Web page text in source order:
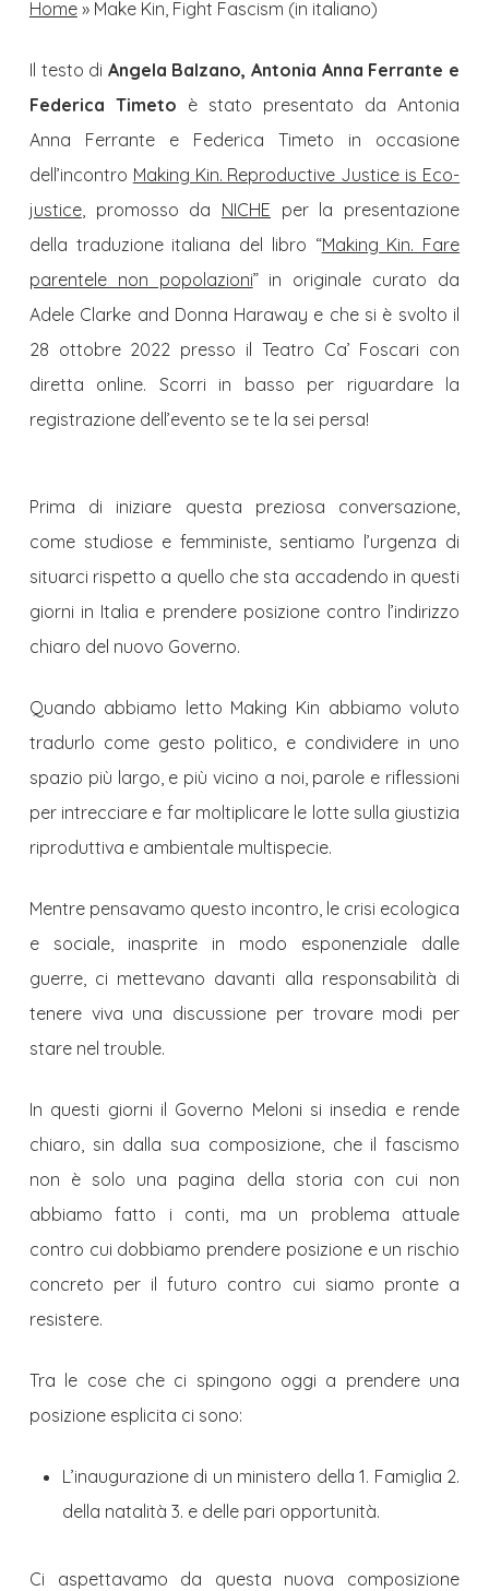
Home» Make Kin, Fight Fascism (in italiano)
Il testo di Angela Balzano, Antonia Anna Ferrante e
Federica Timeto è stato presentato da Antonia
Anna Ferrante e Federica Timeto in occasione
dell’incontro Making Kin. Reproductive Justice is Eco-
justice, promosso da NICHE per la presentazione
della traduzione italiana del libro “Making Kin. Fare
parentele non popolazioni” in originale curato da
Adele Clarke and Donna Haraway e che si è svolto il
28 ottobre 2022 presso il Teatro Ca’ Foscari con
diretta online. Scorri in basso per riguardare la
registrazione dell’evento se te la sei persa!
Prima di iniziare questa preziosa conversazione,
come studiose e femministe, sentiamo l’urgenza di
situarci rispetto a quello che sta accadendo in questi
giorni in Italia e prendere posizione contro l’indirizzo
chiaro del nuovo Governo.
Quando abbiamo letto Making Kin abbiamo voluto
tradurlo come gesto politico, e condividere in uno
spazio più largo, e più vicino a noi, parole e riflessioni
per intrecciare e far moltiplicare le lotte sulla giustizia
riproduttiva e ambientale multispecie.
Mentre pensavamo questo incontro, le crisi ecologica
e sociale, inasprite in modo esponenziale dalle
guerre, ci mettevano davanti alla responsabilità di
tenere viva una discussione per trovare modi per
stare nel trouble.
In questi giorni il Governo Meloni si insedia e rende
chiaro, sin dalla sua composizione, che il fascismo
non è solo una pagina della storia con cui non
abbiamo fatto i conti, ma un problema attuale
contro cui dobbiamo prendere posizione e un rischio
concreto per il futuro contro cui siamo pronte a
resistere.
Tra le cose che ci spingono oggi a prendere una
posizione esplicita ci sono:
L’inaugurazione di un ministero della 1. Famiglia 2.
della natalità 3. e delle pari opportunità.
Ci aspettavamo da questa nuova composizione